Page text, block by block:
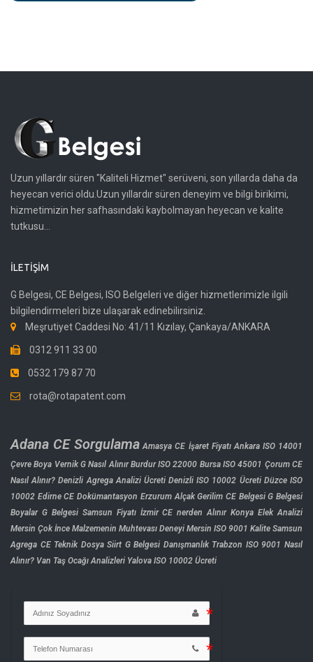
Uzun yıllardır süren "Kaliteli Hizmet" serüveni, son yıllarda daha da
heyecan verici oldu.Uzun yıllardır süren deneyim ve bilgi birikimi,
hizmetimizin her safhasındaki kaybolmayan heyecan ve kalite
tutkusu...
İLETIŞIM
G Belgesi, CE Belgesi, ISO Belgeleri ve diğer hizmetlerimizle ilgili
bilgilendirmeleri bize ulaşarak edinebilirsiniz.
Meşrutiyet Caddesi No: 41/11 Kızılay, Çankaya/ANKARA
0312 911 33 00
0532 179 87 70
rota@rotapatent.com
Adana CE Sorgulama Amasya CE İşaret Fiyatı Ankara ISO 14001
Çevre Boya Vernik G Nasıl Alınır Burdur ISO 22000 Bursa ISO 45001 Çorum CE
Nasıl Alınır? Denizli Agrega Analizi Ücreti Denizli ISO 10002 Ücreti Düzce ISO
10002 Edirne CE Dokümantasyon Erzurum Alçak Gerilim CE Belgesi G Belgesi
Boyalar G Belgesi Samsun Fiyatı İzmir CE nerden Alınır Konya Elek Analizi
Mersin Çok İnce Malzemenin Muhtevası Deneyi Mersin ISO 9001 Kalite Samsun
Agrega CE Teknik Dosya Siirt G Belgesi Danışmanlık Trabzon ISO 9001 Nasıl
Alınır? Van Taş Ocağı Analizleri Yalova ISO 10002 Ücreti